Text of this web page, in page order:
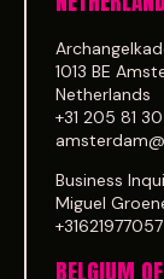
1013 BE
Netherlands
+31 205 81
Business
Miguel
+31621977057
BELGIUM